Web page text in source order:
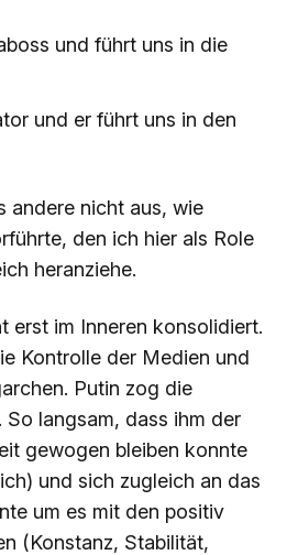
und führt uns in die
und er führt uns in den
andere nicht aus, wie
den ich hier als Role
heranziehe.
erst im Inneren konsolidiert.
Kontrolle der Medien und
Putin zog die
So langsam, dass ihm der
gewogen bleiben konnte
und sich zugleich an das
um es mit den positiv
(Konstanz, Stabilität,